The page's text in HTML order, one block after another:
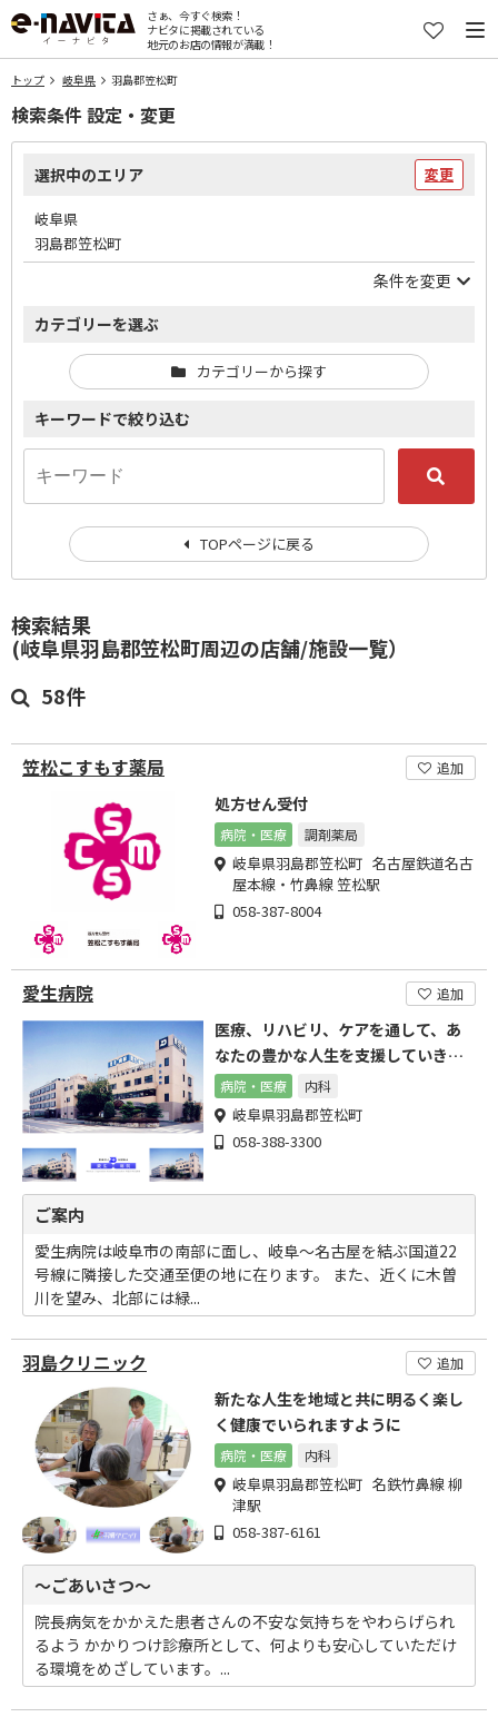
さぁ、今すぐ検索！
ナビタに掲載されている
地元のお店の情報が満載！
トップ 岐阜県 羽島郡笠松町
検索結果
(岐阜県羽島郡笠松町周辺の店舗/施設一覧）
58件
笠松こすもす薬局 追加
処方せん受付
病院・医療 調剤薬局
岐阜県羽島郡笠松町 名古屋鉄道名古
屋本線・竹鼻線 笠松駅
058-387-8004
愛生病院 追加
医療、リハビリ、ケアを通して、あ
なたの豊かな人生を支援していきた
いと考えています。
病院・医療 内科
岐阜県羽島郡笠松町
058-388-3300
ご案内
愛生病院は岐阜市の南部に面し、岐阜～名古屋を結ぶ国道22
号線に隣接した交通至便の地に在ります。 また、近くに木曽
川を望み、北部には緑...
羽島クリニック 追加
新たな人生を地域と共に明るく楽し
く健康でいられますように
病院・医療 内科
岐阜県羽島郡笠松町 名鉄竹鼻線 柳
津駅
058-387-6161
～ごあいさつ～
院長病気をかかえた患者さんの不安な気持ちをやわらげられ
るよう かかりつけ診療所として、何よりも安心していただけ
る環境をめざしています。...
検索条件 設定・変更
選択中のエリア 変更
岐阜県
羽島郡笠松町
条件を変更
カテゴリーを選ぶ
カテゴリーから探す
キーワードで絞り込む
TOPページに戻る